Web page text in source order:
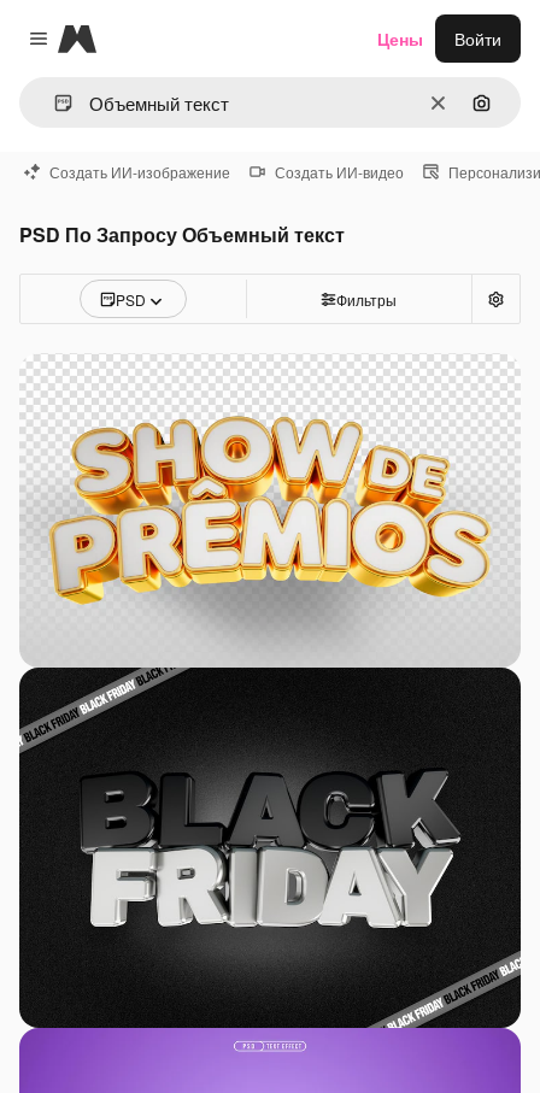
Close menu
Magnific
ОчиститьПоиск
Цены Войти
Создать ИИ-изображение Создать ИИ-видео
PSD По Запросу Объемный текст
PSD Фильтры